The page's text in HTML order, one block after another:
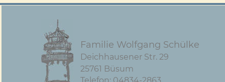
Familie Wolfgang Schülke
Deichhausener Str. 29
25761 Büsum